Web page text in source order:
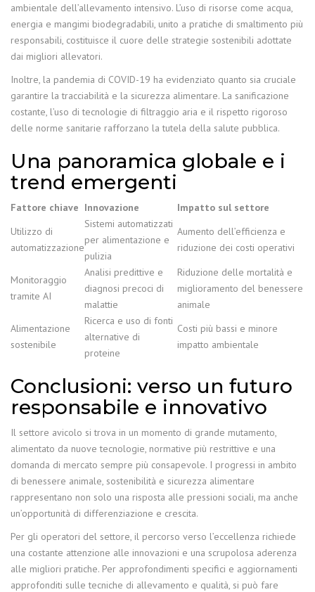
ambientale dell’allevamento intensivo. L’uso di risorse come acqua,
energia e mangimi biodegradabili, unito a pratiche di smaltimento più
responsabili, costituisce il cuore delle strategie sostenibili adottate
dai migliori allevatori.
Inoltre, la pandemia di COVID-19 ha evidenziato quanto sia cruciale
garantire la tracciabilità e la sicurezza alimentare. La sanificazione
costante, l’uso di tecnologie di filtraggio aria e il rispetto rigoroso
delle norme sanitarie rafforzano la tutela della salute pubblica.
Una panoramica globale e i
trend emergenti
Fattore chiave Innovazione
Impatto sul settore
Utilizzo di
automatizzazione
Sistemi automatizzati
per alimentazione e
pulizia
Aumento dell’efficienza e
riduzione dei costi operativi
Monitoraggio
tramite AI
Analisi predittive e
diagnosi precoci di
malattie
Riduzione delle mortalità e
miglioramento del benessere
animale
Alimentazione
sostenibile
Ricerca e uso di fonti
alternative di
proteine
Costi più bassi e minore
impatto ambientale
Conclusioni: verso un futuro
responsabile e innovativo
Il settore avicolo si trova in un momento di grande mutamento,
alimentato da nuove tecnologie, normative più restrittive e una
domanda di mercato sempre più consapevole. I progressi in ambito
di benessere animale, sostenibilità e sicurezza alimentare
rappresentano non solo una risposta alle pressioni sociali, ma anche
un’opportunità di differenziazione e crescita.
Per gli operatori del settore, il percorso verso l’eccellenza richiede
una costante attenzione alle innovazioni e una scrupolosa aderenza
alle migliori pratiche. Per approfondimenti specifici e aggiornamenti
approfonditi sulle tecniche di allevamento e qualità, si può fare